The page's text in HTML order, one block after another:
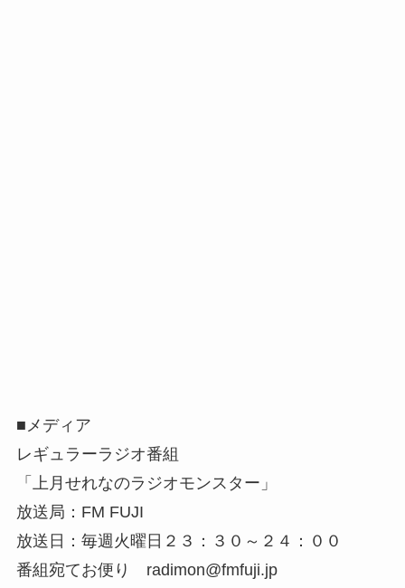
■メディア
レギュラーラジオ番組
「上月せれなのラジオモンスター」
放送局：FM FUJI
放送日：毎週火曜日２３：３０～２４：００
番組宛てお便り radimon@fmfuji.jp